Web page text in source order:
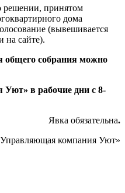
принятом
дома
(вывешивается
на сайте).
общего собрания можно
в рабочие дни с 8-
Явка обязательна.
компания Уют»